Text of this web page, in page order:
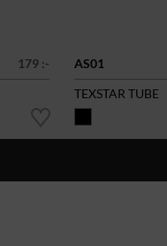
179 :-
AS01
TEXSTAR TUBE